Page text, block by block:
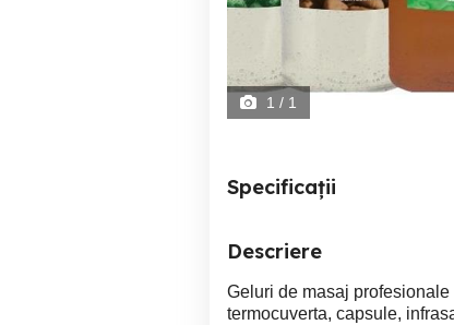
1 / 1
Specificații
Descriere
Geluri de masaj
termocuverta, capsule,